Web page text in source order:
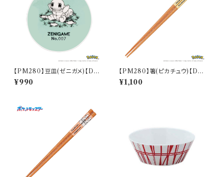
【PM280】豆皿(ゼニガメ)【Dail
y Sketch】PM283-333
¥990
【PM280】箸(ピカチュウ)【Dail
y Sketch】PM284-840
¥1,100